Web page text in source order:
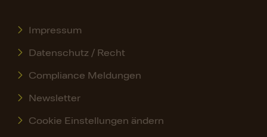
Impressum
Datenschutz / Recht
Compliance Meldungen
Newsletter
Cookie Einstellungen ändern